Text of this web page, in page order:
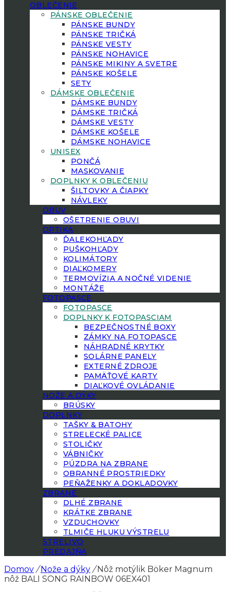
OBLEČENIE
PÁNSKE OBLEČENIE
PÁNSKE BUNDY
PÁNSKE TRIČKÁ
PÁNSKE VESTY
PÁNSKE NOHAVICE
PÁNSKE MIKINY A SVETRE
PÁNSKE KOŠELE
SETY
DÁMSKE OBLEČENIE
DÁMSKE BUNDY
DÁMSKE TRIČKÁ
DÁMSKE VESTY
DÁMSKE KOŠELE
DÁMSKE NOHAVICE
UNISEX
PONČÁ
MASKOVANIE
DOPLNKY K OBLEČENIU
ŠILTOVKY A ČIAPKY
NÁVLEKY
OBUV
OŠETRENIE OBUVI
OPTIKA
ĎALEKOHĽADY
PUŠKOHĽADY
KOLIMÁTORY
DIAĽKOMERY
TERMOVÍZIA A NOČNÉ VIDENIE
MONTÁŽE
FOTOPASCE
FOTOPASCE
DOPLNKY K FOTOPASCIAM
BEZPEČNOSTNÉ BOXY
ZÁMKY NA FOTOPASCE
NÁHRADNÉ KRYTKY
SOLÁRNE PANELY
EXTERNÉ ZDROJE
PAMÄŤOVÉ KARTY
DIAĽKOVÉ OVLÁDANIE
NOŽE A DÝKY
BRÚSKY
DOPLNKY
TAŠKY & BATOHY
STRELECKÉ PALICE
STOLIČKY
VÁBNIČKY
PÚZDRA NA ZBRANE
OBRANNÉ PROSTRIEDKY
PEŇAŽENKY A DOKLADOVKY
ZBRANE
DLHÉ ZBRANE
KRÁTKE ZBRANE
VZDUCHOVKY
TLMIČE HLUKU VÝSTRELU
STRELIVO
PREDAJŇA
Domov / Nože a dýky /Nôž motýlik Böker Magnum
nôž BALI SONG RAINBOW 06EX401